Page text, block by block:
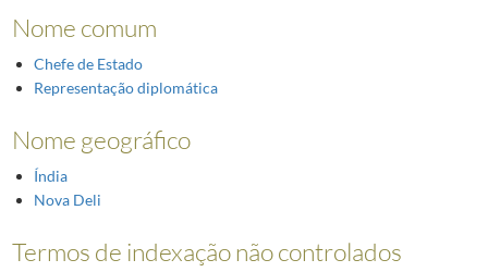
Nome comum
Chefe de Estado
Representação diplomática
Nome geográfico
Índia
Nova Deli
Termos de indexação não controlados